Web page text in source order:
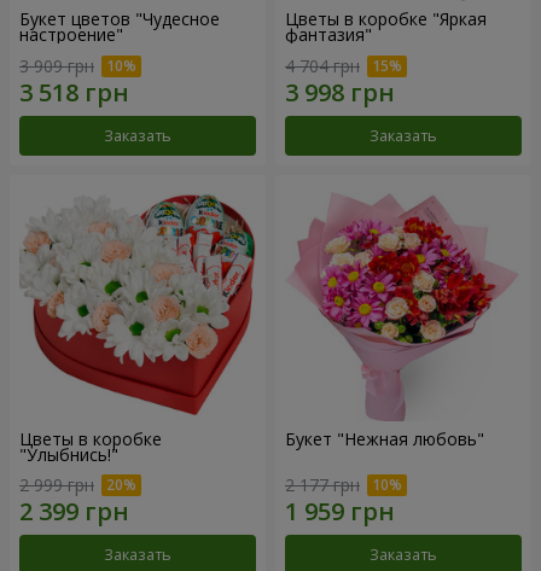
Букет цветов "Чудесное
настроение"
3 909 грн
Заказать
Цветы в коробке "Яркая
фантазия"
4 704 грн
Заказать
Цветы в коробке
"Улыбнись!"
2 999 грн
Заказать
Букет "Нежная любовь"
2 177 грн
Заказать